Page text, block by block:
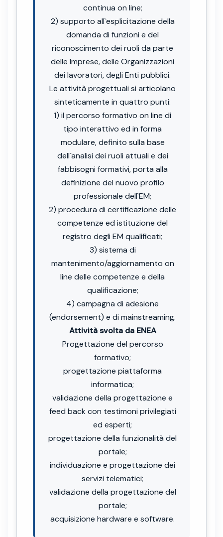
continua on line;
2) supporto all`esplicitazione della
domanda di funzioni e del
riconoscimento dei ruoli da parte
delle Imprese, delle Organizzazioni
dei lavoratori, degli Enti pubblici.
Le attività progettuali si articolano
sinteticamente in quattro punti:
1) il percorso formativo on line di
tipo interattivo ed in forma
modulare, definito sulla base
dell`analisi dei ruoli attuali e dei
fabbisogni formativi, porta alla
definizione del nuovo profilo
professionale dell`EM;
2) procedura di certificazione delle
competenze ed istituzione del
registro degli EM qualificati;
3) sistema di
mantenimento/aggiornamento on
line delle competenze e della
qualificazione;
4) campagna di adesione
(endorsement) e di mainstreaming.
Attività svolta da ENEA
Progettazione del percorso
formativo;
progettazione piattaforma
informatica;
validazione della progettazione e
feed back con testimoni privilegiati
ed esperti;
progettazione della funzionalità del
portale;
individuazione e progettazione dei
servizi telematici;
validazione della progettazione del
portale;
acquisizione hardware e software.